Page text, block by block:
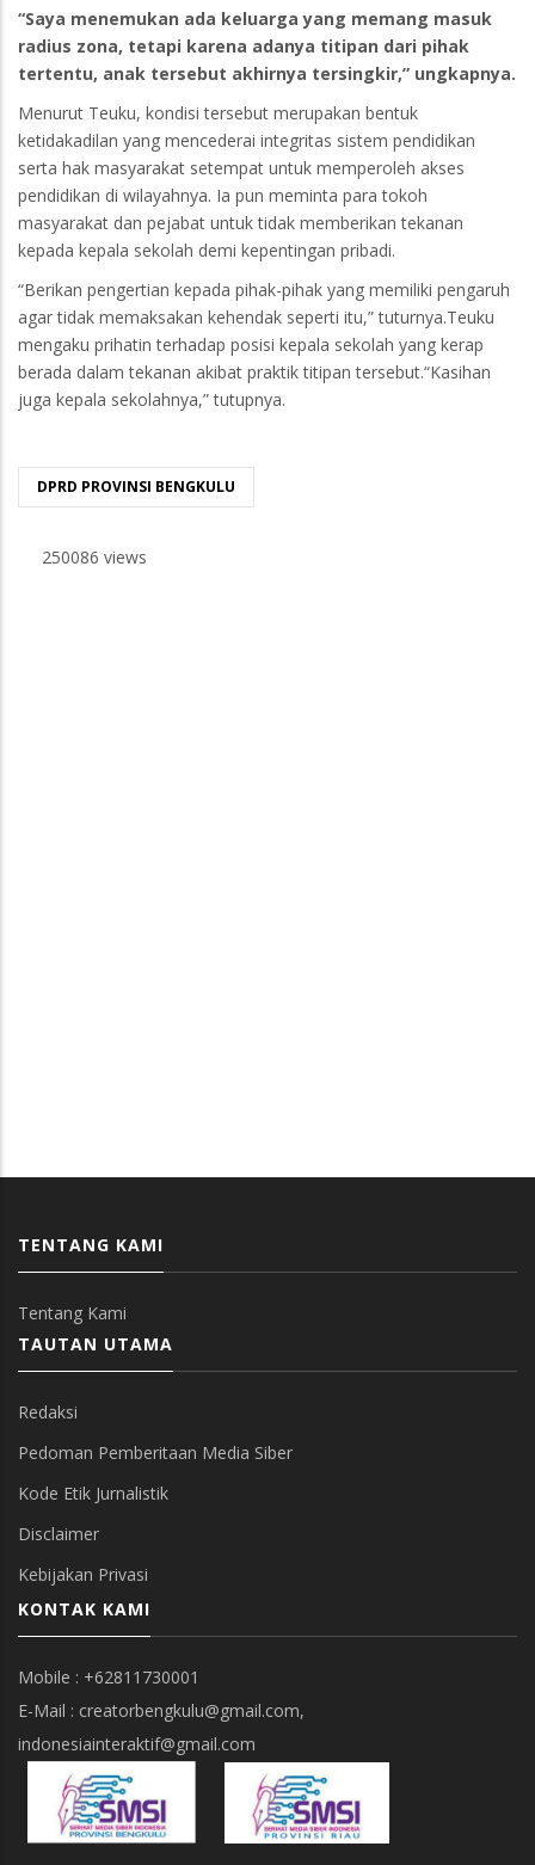
“Saya menemukan ada keluarga yang memang masuk
radius zona, tetapi karena adanya titipan dari pihak
tertentu, anak tersebut akhirnya tersingkir,” ungkapnya.
Menurut Teuku, kondisi tersebut merupakan bentuk
ketidakadilan yang mencederai integritas sistem pendidikan
serta hak masyarakat setempat untuk memperoleh akses
pendidikan di wilayahnya. Ia pun meminta para tokoh
masyarakat dan pejabat untuk tidak memberikan tekanan
kepada kepala sekolah demi kepentingan pribadi.
“Berikan pengertian kepada pihak-pihak yang memiliki pengaruh
agar tidak memaksakan kehendak seperti itu,” tuturnya.Teuku
mengaku prihatin terhadap posisi kepala sekolah yang kerap
berada dalam tekanan akibat praktik titipan tersebut.“Kasihan
juga kepala sekolahnya,” tutupnya.
DPRD PROVINSI BENGKULU
250086 views
TENTANG KAMI
Tentang Kami
TAUTAN UTAMA
Redaksi
Pedoman Pemberitaan Media Siber
Kode Etik Jurnalistik
Disclaimer
Kebijakan Privasi
KONTAK KAMI
Mobile : +62811730001
E-Mail : creatorbengkulu@gmail.com,
indonesiainteraktif@gmail.com